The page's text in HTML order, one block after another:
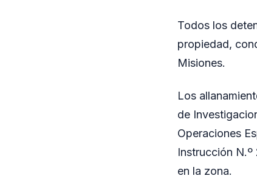
Todos los
propiedad,
Misiones.
Los
de
Operaciones
Instrucción
en la zona.